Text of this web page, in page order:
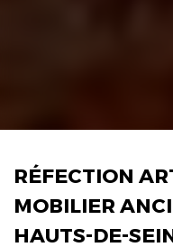
RÉFECTION
MOBILIER
HAUTS-DE-